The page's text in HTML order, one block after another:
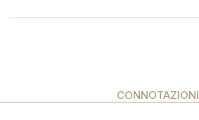
CONNOTAZIONI